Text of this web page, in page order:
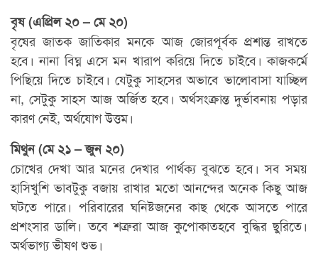
বৃষ (এপ্রিল ২০ – মে ২০)
বৃষের জাতক জাতিকার মনকে আজ জোরপূর্বক প্রশান্ত রাখতে
হবে। নানা বিঘ্ন এসে মন খারাপ করিয়ে দিতে চাইবে। কাজকর্মে
পিছিয়ে দিতে চাইবে। যেটুকু সাহসের অভাবে ভালোবাসা যাচ্ছিল
না, সেটুকু সাহস আজ অর্জিত হবে। অর্থসংক্রান্ত দুর্ভাবনায় পড়ার
কারণ নেই, অর্থযোগ উত্তম।
মিথুন (মে ২১ – জুন ২০)
চোখের দেখা আর মনের দেখার পার্থক্য বুঝতে হবে। সব সময়
হাসিখুশি ভাবটুকু বজায় রাখার মতো আনন্দের অনেক কিছু আজ
ঘটতে পারে। পরিবারের ঘনিষ্টজনের কাছ থেকে আসতে পারে
প্রশংসার ডালি। তবে শত্রুরা আজ কুপোকাতহবে বুদ্ধির ছুরিতে।
অর্থভাগ্য ভীষণ শুভ।